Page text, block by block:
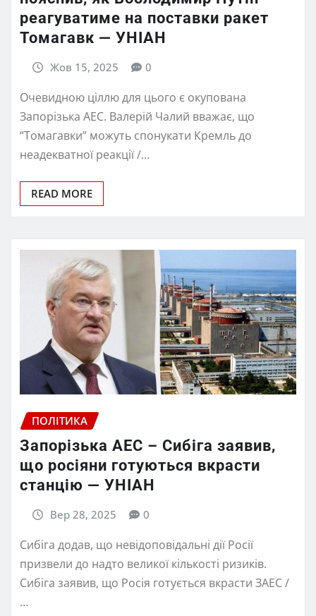
реагуватиме на поставки ракет
Томагавк — УНІАН
Жов 15, 2025 0
Очевидною ціллю для цього є окупована
Запорізька АЕС. Валерій Чалий вважає, що
“Томагавки” можуть спонукати Кремль до
неадекватної реакції /…
READ MORE
ПОЛІТИКА
Запорізька АЕС – Сибіга заявив,
що росіяни готуються вкрасти
станцію — УНІАН
Вер 28, 2025 0
Сибіга додав, що невідоповідальні дії Росії
призвели до надто великої кількості ризиків.
Сибіга заявив, що Росія готується вкрасти ЗАЕС /
…